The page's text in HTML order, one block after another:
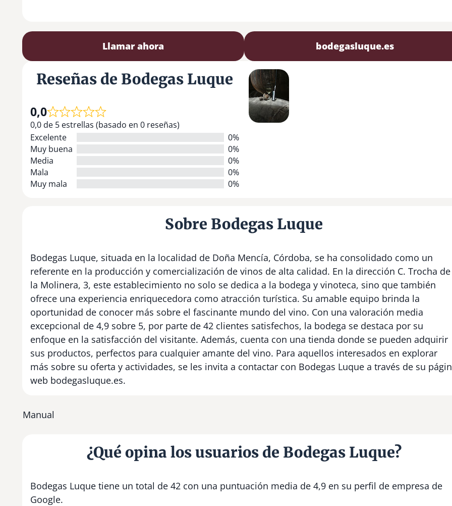
Llamar ahora bodegasluque.es
Reseñas de Bodegas Luque
0,0
0,0 de 5 estrellas (basado en 0 reseñas)
Excelente
0%
Muy buena
0%
Media
0%
Mala
0%
Muy mala
0%
Sobre Bodegas Luque
Bodegas Luque, situada en la localidad de Doña Mencía, Córdoba, se ha consolidado como un
referente en la producción y comercialización de vinos de alta calidad. En la dirección C. Trocha de
la Molinera, 3, este establecimiento no solo se dedica a la bodega y vinoteca, sino que también
ofrece una experiencia enriquecedora como atracción turística. Su amable equipo brinda la
oportunidad de conocer más sobre el fascinante mundo del vino. Con una valoración media
excepcional de 4,9 sobre 5, por parte de 42 clientes satisfechos, la bodega se destaca por su
enfoque en la satisfacción del visitante. Además, cuenta con una tienda donde se pueden adquirir
sus productos, perfectos para cualquier amante del vino. Para aquellos interesados en explorar
más sobre su oferta y actividades, se les invita a contactar con Bodegas Luque a través de su
web bodegasluque.es.
Manual
¿Qué opina los usuarios de Bodegas Luque?
Bodegas Luque tiene un total de 42 con una puntuación media de 4,9 en su perfil de empresa de
Google.